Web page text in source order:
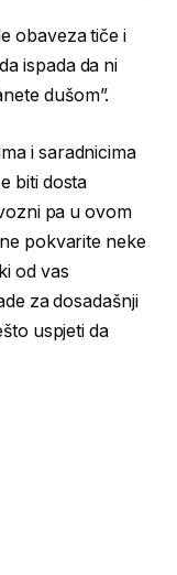
obaveza tiče i
ispada da ni
dušom”.
i saradnicima
biti dosta
pa u ovom
pokvarite neke
od vas
za dosadašnji
uspjeti da